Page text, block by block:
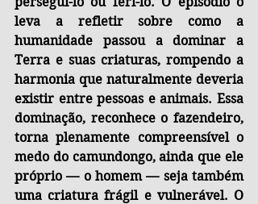
leva a refletir sobre como a
humanidade passou a dominar a
Terra e suas criaturas, rompendo a
harmonia que naturalmente deveria
existir entre pessoas e animais. Essa
dominação, reconhece o fazendeiro,
torna plenamente compreensível o
medo do camundongo, ainda que ele
próprio — o homem — seja também
uma criatura frágil e vulnerável. O